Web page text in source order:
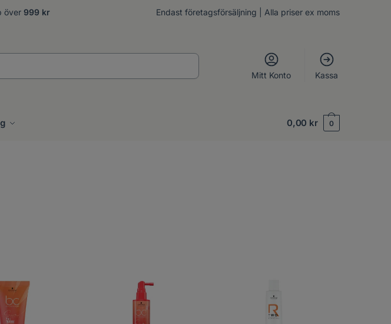
över 999 kr Endast företagsförsäljning | Alla priser ex moms
Mitt Konto Kassa
0,00 kr 0